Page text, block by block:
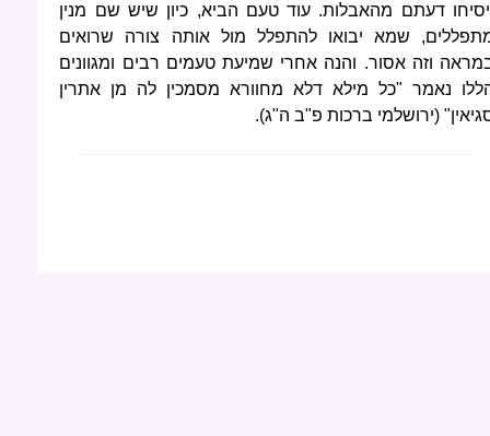
דעתם מהאבלות. עוד טעם הביא, כיון שיש שם מנין
שמא יבואו להתפלל מול אותה צורה שרואים
וזה אסור. והנה אחרי שמיעת טעמים רבים ומגוונים
נאמר "כל מילא דלא מחוורא מסמכין לה מן אתרין
(ירושלמי ברכות פ"ב ה"ג).